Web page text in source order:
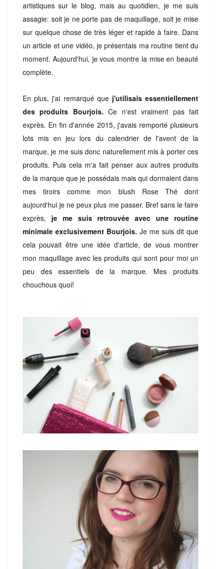
artistiques sur le blog, mais au quotidien, je me suis
assagie: soit je ne porte pas de maquillage, soit je mise
sur quelque chose de très léger et rapide à faire. Dans
un article et une vidéo, je présentais ma routine tient du
moment. Aujourd'hui, je vous montre la mise en beauté
complète.
En plus, j'ai remarqué quej'utilisais essentiellement
des produits Bourjois.Ce n'est vraiment pas fait
exprès. En fin d'année 2015, j'avais remporté plusieurs
lots mis en jeu lors du calendrier de l'avent de la
marque, je me suis donc naturellement mis à porter ces
produits. Puis cela m'a fait penser aux autres produits
de la marque que je possédais mais qui dormaient dans
mes tiroirs comme mon blush Rose Thé dont
aujourd'hui je ne peux plus me passer. Bref sans le faire
exprès, je me suis retrouvée avec une routine
minimale exclusivement Bourjois. Je me suis dit que
cela pouvait être une idée d'article, de vous montrer
mon maquillage avec les produits qui sont pour moi un
peu des essentiels de la marque. Mes produits
chouchous quoi!